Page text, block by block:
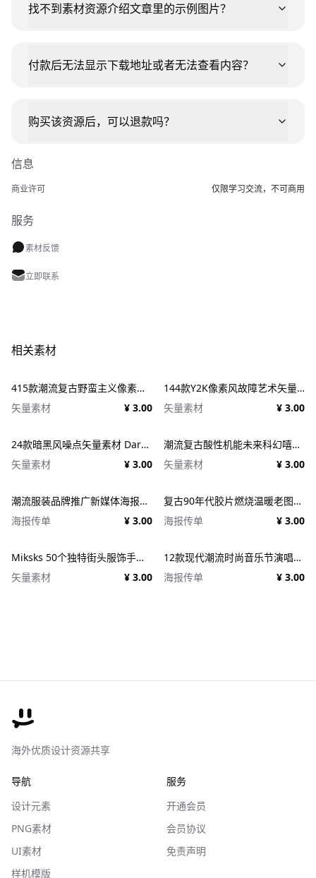
找不到素材资源介绍文章里的示例图片？
付款后无法显示下载地址或者无法查看内容？
购买该资源后，可以退款吗？
信息
商业许可 仅限学习交流，不可商用
服务
素材反馈
立即联系
相关素材
415款潮流复古野蛮主义像素矢量素材 400+ Brutalist Vectors Pack
矢量素材
¥ 3.00
144款Y2K像素风故障艺术矢量元素 Dithering Bitmap Vector Shapes Collection
矢量素材
¥ 3.00
24款暗黑风噪点矢量素材 Dark Aesthetic Vector Dithering Graphic Pack
矢量素材
¥ 3.00
潮流复古酸性机能未来科幻嘻哈工业风图标图形矢量设计素材 Lockup Vector Pack. Vol3 by Studio Innate
矢量素材
¥ 3.00
潮流服装品牌推广新媒体海报设计矢量AI模板 Modern Minimalistic Social Media Template
海报传单
¥ 3.00
复古90年代胶片燃烧温暖老图片照片摄影做旧颗粒纹理叠加PSD特效样机
海报传单
¥ 3.00
Miksks 50个独特街头服饰手绘新部落矢量形状专辑封面元素素材合集 Neotribal Shapes
矢量素材
¥ 3.00
12款现代潮流时尚音乐节演唱会演出抽象渐变招贴艺术海报设计素材 12 Brutal Poster Templates
海报传单
¥ 3.00
海外优质设计资源共享
导航
设计元素
PNG素材
UI素材
样机模版
服务
开通会员
会员协议
免责声明